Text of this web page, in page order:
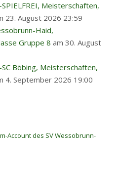
Meisterschaften,
23. August 2026 23:59
Haid,
Gruppe 8 am 30. August
Böbing, Meisterschaften,
4. September 2026 19:00
Account des SV Wessobrunn-